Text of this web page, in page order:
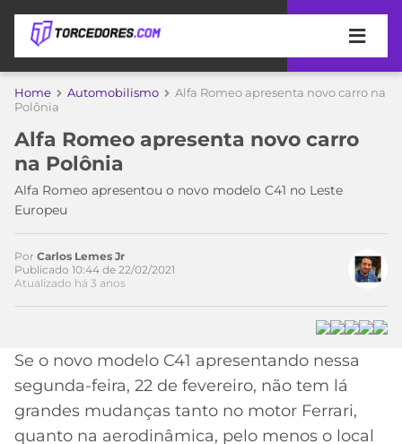
APOSTAS
DE
APOSTA
MELHORES
SITES
DE
APOSTAS
2026
PROMOCIONAL
BETBOOM
CÓDIGO
COPA
DO
MUNDO
TIMES
MEU
PALMEIRAS
CORINTHIANS
CAMPEONATOS
BRASILEIRÃO
SÉRIE
MÍDIA
ESPORTIVA
MERCADO
Home Automobilismo
Alfa Romeo apresenta novo carro na
Polônia
Alfa Romeo apresenta novo carro
na Polônia
Alfa Romeo apresentou o novo modelo C41 no Leste
Europeu
Por Carlos Lemes Jr
Publicado 10:44 de 22/02/2021
Atualizado há 3 anos
Se o novo modelo C41 apresentando nessa
segunda-feira, 22 de fevereiro, não tem lá
grandes mudanças tanto no motor Ferrari,
quanto na aerodinâmica, pelo menos o local